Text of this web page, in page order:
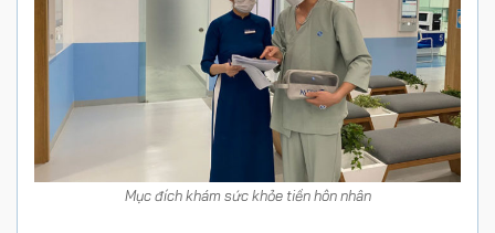
Mục đích khám sức khỏe tiền hôn nhân